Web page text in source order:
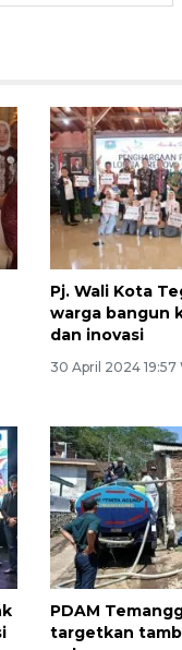
Pj. Wali Kota
warga bangun
dan inovasi
30 April 2024 19:57
PDAM
targetkan